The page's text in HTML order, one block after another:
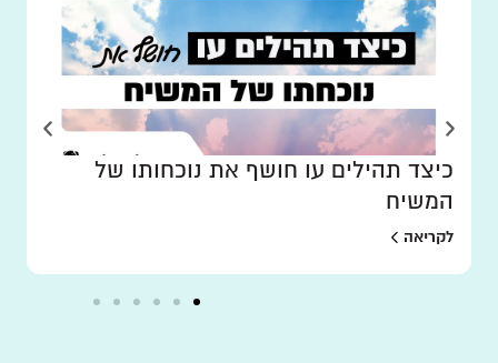
כיצד תהילים עו חושף את נוכחותו של
המשיח
לקריאה